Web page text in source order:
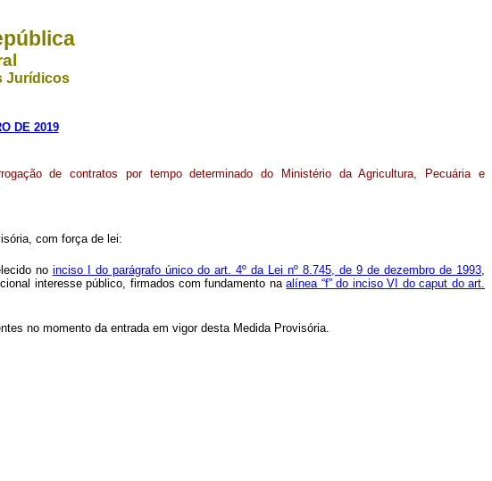
Jurídicos
DE 2019
de contratos por tempo determinado do Ministério da Agricultura, Pecuária e
com força de lei:
no inciso I do parágrafo único do art. 4º da Lei nº 8.745, de 9 de dezembro de 1993,
interesse público, firmados com fundamento naalínea “f” do inciso VI do caput do art.
no momento da entrada em vigor desta Medida Provisória.